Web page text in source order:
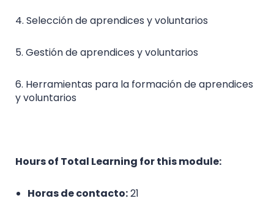
4. Selección de aprendices y voluntarios
5. Gestión de aprendices y voluntarios
6. Herramientas para la formación de aprendices
y voluntarios
Hours of Total Learning for this module:
Horas de contacto:21